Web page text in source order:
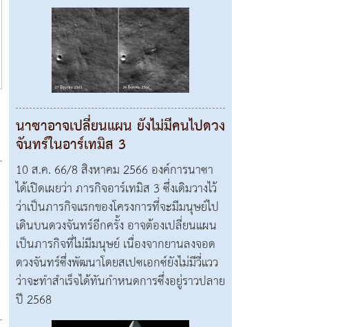
นาซาอาจเปลี่ยนแผน ยังไม่มีคนไปดวง
จันทร์ในอาร์เทมิส 3
10 ส.ค. 66/8 สิงหาคม 2566 องค์การนาซา
ได้เปิดเผยว่า ภารกิจอาร์เทมิส 3 ซึ่งเดิมวางไว้
ว่าเป็นภารกิจแรกของโครงการที่จะมีมนุษย์ไป
เดินบนดวงจันทร์อีกครั้ง อาจต้องเปลี่ยนแผน
เป็นภารกิจที่ไม่มีมนุษย์ เนื่องจากยานลงจอด
ดวงจันทร์ซึ่งพัฒนาโดยสเปซเอกซ์ยังไม่มีวี่แวว
ว่าจะทำสำเร็จได้ทันกำหนดการซึ่งอยู่ราวปลาย
ปี 2568